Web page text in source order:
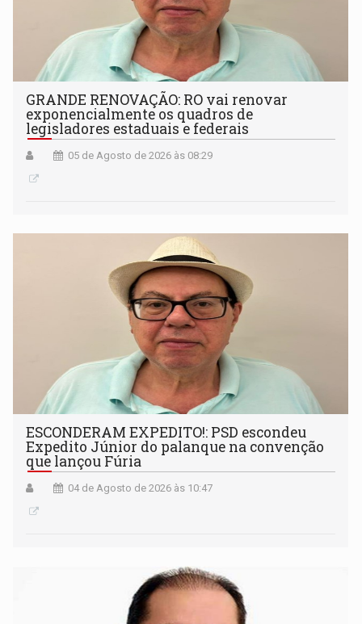
GRANDE RENOVAÇÃO: RO vai renovar
exponencialmente os quadros de
legisladores estaduais e federais
05 de Agosto de 2026 às 08:29
ESCONDERAM EXPEDITO!: PSD escondeu
Expedito Júnior do palanque na convenção
que lançou Fúria
04 de Agosto de 2026 às 10:47